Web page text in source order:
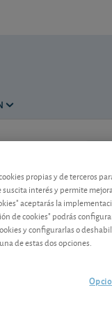
propias y de terceros
suscita interés y permite
aceptarás la
de cookies" podrás
y configurarlas o
de estas dos opciones.